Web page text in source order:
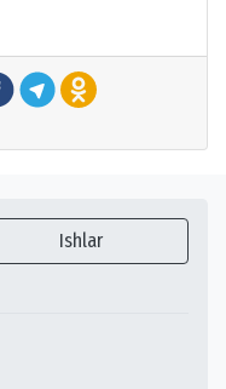
Ishlar